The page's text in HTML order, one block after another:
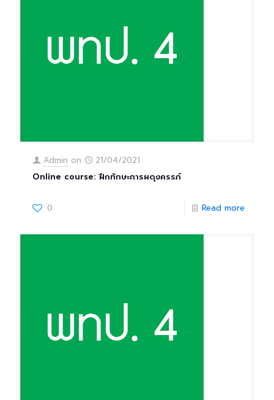
Admin on
21/04/2021
Online course: ฝึกทักษะการผดุงครรภ์
0 Read more